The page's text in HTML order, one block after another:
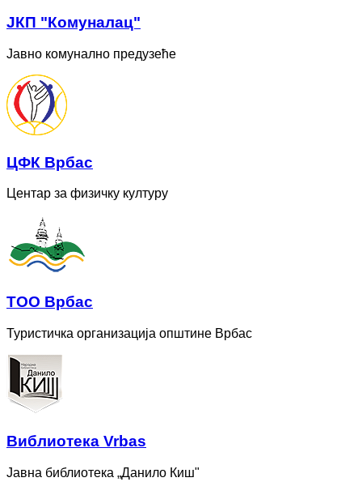
ЈКП "Комуналац"
Јавно комунално предузеће
ЦФК Врбас
Центар за физичку културу
ТОО Врбас
Туристичка организација општине Врбас
Bиблиотека Vrbas
Јавна библиотека „Данило Киш"